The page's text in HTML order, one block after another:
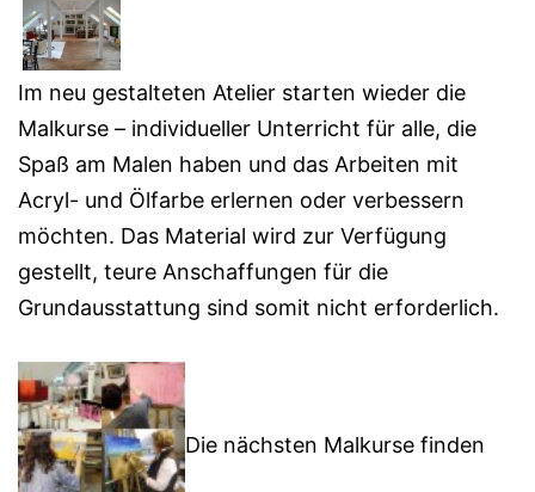
Im neu gestalteten Atelier starten wieder die
Malkurse – individueller Unterricht für alle, die
Spaß am Malen haben und das Arbeiten mit
Acryl- und Ölfarbe erlernen oder verbessern
möchten. Das Material wird zur Verfügung
gestellt, teure Anschaffungen für die
Grundausstattung sind somit nicht erforderlich.
Die nächsten Malkurse finden